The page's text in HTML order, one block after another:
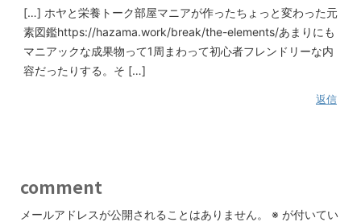
[…] ホヤと栄養トーク部屋マニアが作ったちょっと変わった元
素図鑑https://hazama.work/break/the-elements/あまりにも
マニアックな成果物って1周まわって初心者フレンドリーな内
容だったりする。そ […]
返信
comment
メールアドレスが公開されることはありません。 ※ が付いてい